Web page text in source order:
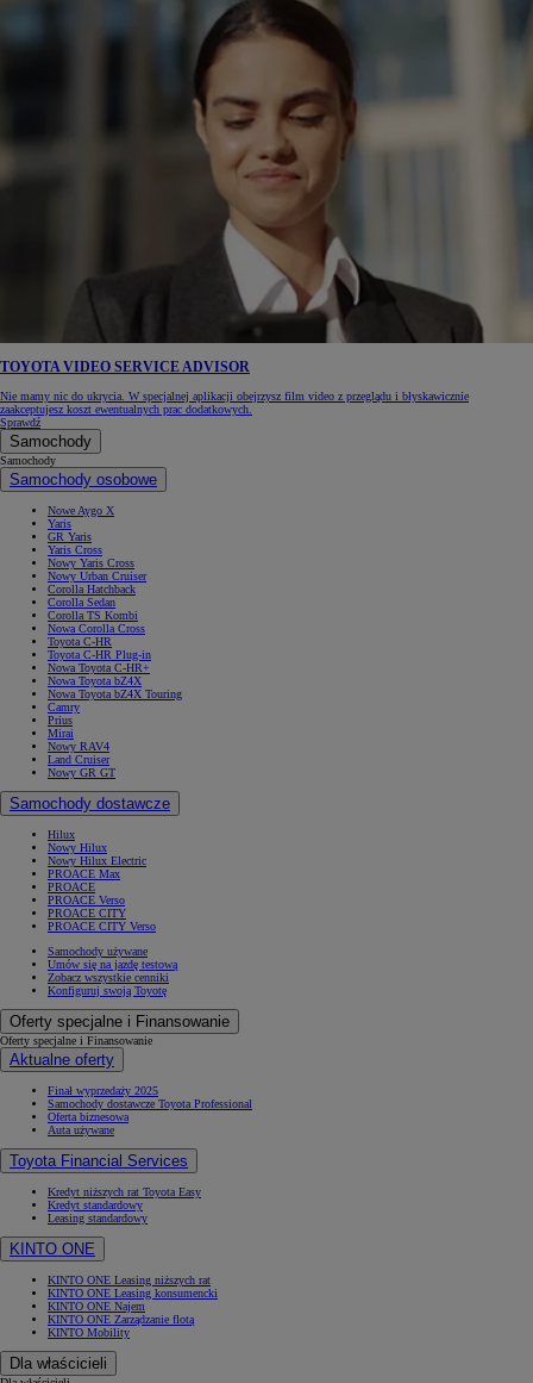
TOYOTA VIDEO SERVICE ADVISOR
Nie mamy nic do ukrycia. W specjalnej aplikacji obejrzysz film video z przeglądu i błyskawicznie
zaakceptujesz koszt ewentualnych prac dodatkowych.
Sprawdź
Samochody
Samochody
Samochody osobowe
Nowe Aygo X
Yaris
GR Yaris
Yaris Cross
Nowy Yaris Cross
Nowy Urban Cruiser
Corolla Hatchback
Corolla Sedan
Corolla TS Kombi
Nowa Corolla Cross
Toyota C-HR
Toyota C-HR Plug-in
Nowa Toyota C-HR+
Nowa Toyota bZ4X
Nowa Toyota bZ4X Touring
Camry
Prius
Mirai
Nowy RAV4
Land Cruiser
Nowy GR GT
Samochody dostawcze
Hilux
Nowy Hilux
Nowy Hilux Electric
PROACE Max
PROACE
PROACE Verso
PROACE CITY
PROACE CITY Verso
Samochody używane
Umów się na jazdę testową
Zobacz wszystkie cenniki
Konfiguruj swoją Toyotę
Oferty specjalne i Finansowanie
Oferty specjalne i Finansowanie
Aktualne oferty
Finał wyprzedaży 2025
Samochody dostawcze Toyota Professional
Oferta biznesowa
Auta używane
Toyota Financial Services
Kredyt niższych rat Toyota Easy
Kredyt standardowy
Leasing standardowy
KINTO ONE
KINTO ONE Leasing niższych rat
KINTO ONE Leasing konsumencki
KINTO ONE Najem
KINTO ONE Zarządzanie flotą
KINTO Mobility
Dla właścicieli